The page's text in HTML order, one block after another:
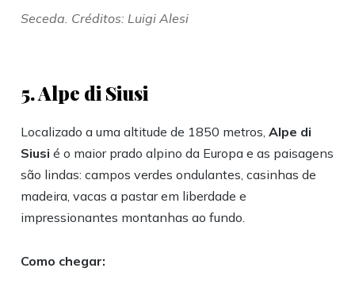
Seceda. Créditos: Luigi Alesi
5. Alpe di Siusi
Localizado a uma altitude de 1850 metros,Alpe di
Siusi é o maior prado alpino da Europa e as paisagens
são lindas: campos verdes ondulantes, casinhas de
madeira, vacas a pastar em liberdade e
impressionantes montanhas ao fundo.
Como chegar: